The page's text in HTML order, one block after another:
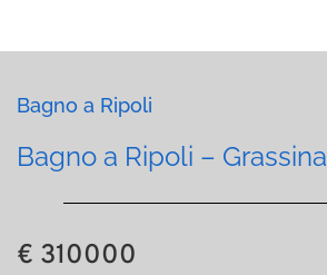
Bagno a Ripoli
Bagno a Ripoli – Grassina
€ 310000